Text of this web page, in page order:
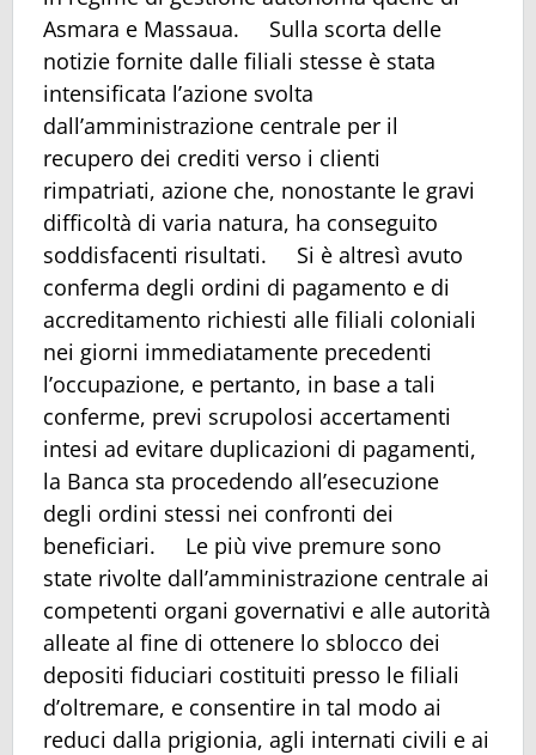
Asmara e Massaua. Sulla scorta delle
notizie fornite dalle filiali stesse è stata
intensificata l’azione svolta
dall’amministrazione centrale per il
recupero dei crediti verso i clienti
rimpatriati, azione che, nonostante le gravi
difficoltà di varia natura, ha conseguito
soddisfacenti risultati. Si è altresì avuto
conferma degli ordini di pagamento e di
accreditamento richiesti alle filiali coloniali
nei giorni immediatamente precedenti
l’occupazione, e pertanto, in base a tali
conferme, previ scrupolosi accertamenti
intesi ad evitare duplicazioni di pagamenti,
la Banca sta procedendo all’esecuzione
degli ordini stessi nei confronti dei
beneficiari. Le più vive premure sono
state rivolte dall’amministrazione centrale ai
competenti organi governativi e alle autorità
alleate al fine di ottenere lo sblocco dei
depositi fiduciari costituiti presso le filiali
d’oltremare, e consentire in tal modo ai
reduci dalla prigionia, agli internati civili e ai